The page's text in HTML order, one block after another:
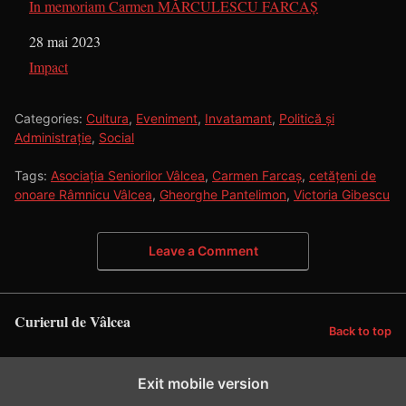
In memoriam Carmen MĂRCULESCU FARCAŞ
Dată
28 mai 2023
În legătură cu
Impact
Categories: Cultura, Eveniment, Invatamant, Politică și
Administrație, Social
Tags: Asociația Seniorilor Vâlcea, Carmen Farcaș, cetățeni de
onoare Râmnicu Vâlcea, Gheorghe Pantelimon, Victoria Gibescu
Leave a Comment
Curierul de Vâlcea Back to top
Exit mobile version